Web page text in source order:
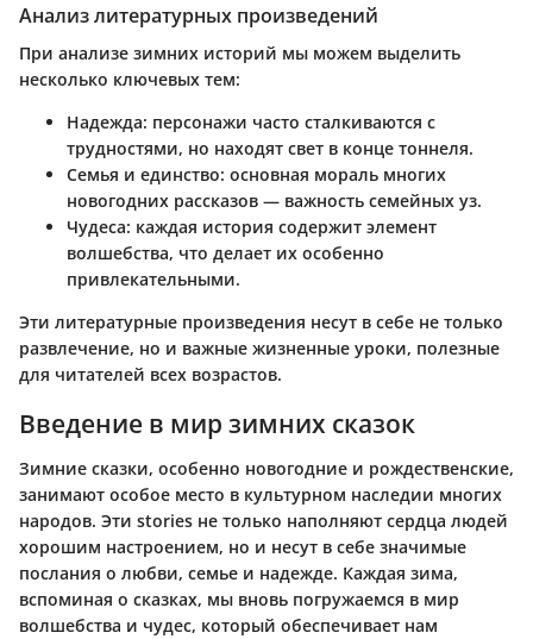
Анализ литературных произведений
При анализе зимних историй мы можем выделить
несколько ключевых тем:
Надежда: персонажи часто сталкиваются с
трудностями, но находят свет в конце тоннеля.
Семья и единство: основная мораль многих
новогодних рассказов — важность семейных уз.
Чудеса: каждая история содержит элемент
волшебства, что делает их особенно
привлекательными.
Эти литературные произведения несут в себе не только
развлечение, но и важные жизненные уроки, полезные
для читателей всех возрастов.
Введение в мир зимних сказок
Зимние сказки, особенно новогодние и рождественские,
занимают особое место в культурном наследии многих
народов. Эти stories не только наполняют сердца людей
хорошим настроением, но и несут в себе значимые
послания о любви, семье и надежде. Каждая зима,
вспоминая о сказках, мы вновь погружаемся в мир
волшебства и чудес, который обеспечивает нам